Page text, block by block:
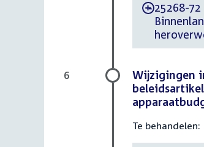
-25268-
Wijzigingen
Te behandelen:
6